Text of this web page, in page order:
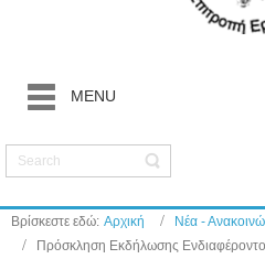
MENU
Βρίσκεστε εδώ: Αρχική Νέα -
Πρόσκληση Εκδήλωσης